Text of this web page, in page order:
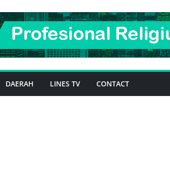
DAERAH LINES TV CONTACT